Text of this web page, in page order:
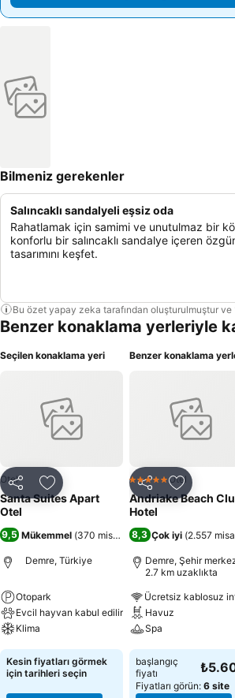
Bilmeniz gerekenler
Salıncaklı sandalyeli eşsiz oda
Rahatlamak için samimi ve unutulmaz bir
konforlu bir salıncaklı sandalye içeren
tasarımını keşfet.
Bu özet yapay zeka tarafından oluşturulmuştur
Benzer konaklama yerleriyle
Seçilen konaklama yeri
Paylaş Favorilerime ekle
Otel
Santa Suites Apart
Otel
9,5 Mükemmel (370 misafir puanı)
Demre, Türkiye
Otopark
Evcil hayvan kabul edilir
Klima
Fiyatları görün
Kesin fiyatları görmek
için tarihleri seçin
Benzer konaklama
Paylaş
5 Yıldız Otel
Andriake Beach
Hotel
8,3 Çok iyi (2.557
Demre, Şehir
2.7 km uzaklıkta
Havuz
Spa
Fiyatları görün
başlangıç
fiyatı
Fiyatları görün: 6 site